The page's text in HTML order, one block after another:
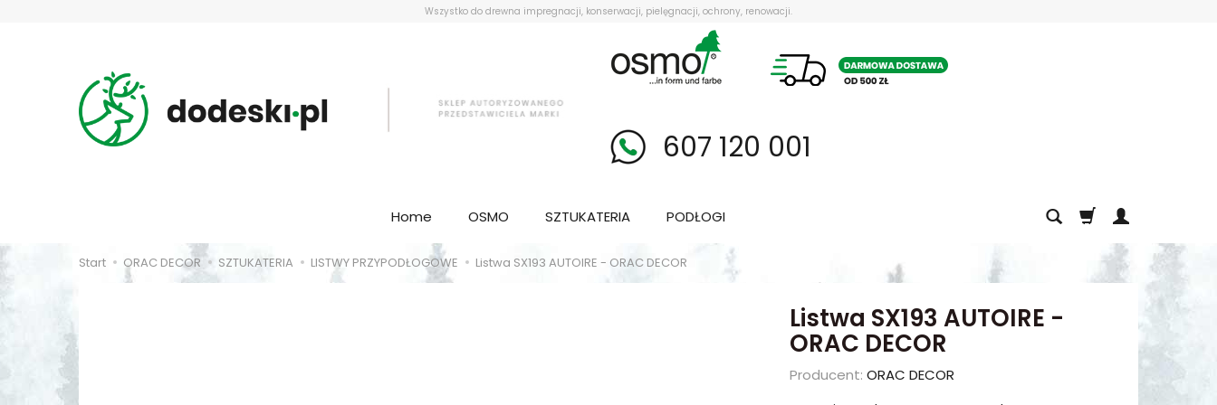
Wszystko do drewna impregnacji, konserwacji, pielęgnacji, ochrony, renowacji.
607 120 001
Home OSMO SZTUKATERIA PODŁOGI
Start ORAC DECOR SZTUKATERIA LISTWY PRZYPODŁOGOWE Listwa SX193 AUTOIRE - ORAC DECOR
Listwa SX193 AUTOIRE -
ORAC DECOR
Producent: ORAC DECOR